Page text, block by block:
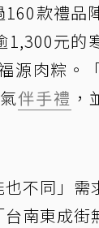
160款禮品
元的
源肉粽。
伴手禮
不同」
南東成